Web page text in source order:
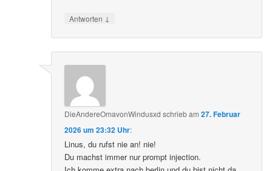
Antworten ↓
DieAndereOmavonWindusxd schriebam27. Februar
2026 um 23:32 Uhr:
Linus, du rufst nie an! nie!
Du machst immer nur prompt injection.